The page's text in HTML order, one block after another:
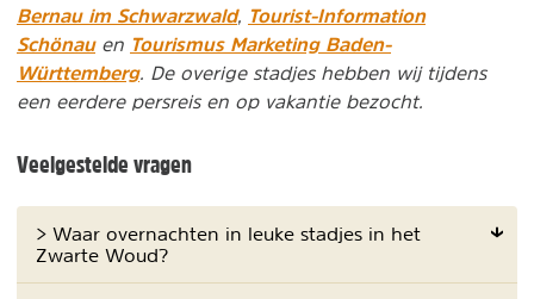
Bernau im Schwarzwald,
Tourist-Information
Schönauen Tourismus Marketing Baden-
Württemberg. De overige stadjes hebben wij tijdens
een eerdere persreis en op vakantie bezocht.
Veelgestelde vragen
> Waar overnachten in leuke stadjes in het
Zwarte Woud?